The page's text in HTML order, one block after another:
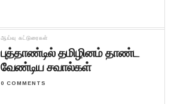
ஆய்வு கட்டுரைகள்
புத்தாண்டில் தமிழினம் தாண்ட
வேண்டிய சவால்கள்
0 COMMENTS